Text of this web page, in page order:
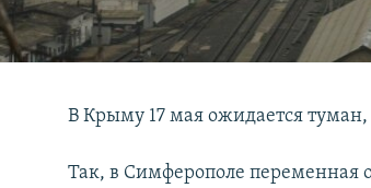
В Крыму 17 мая ожидается туман,
Так, в Симферополе переменная